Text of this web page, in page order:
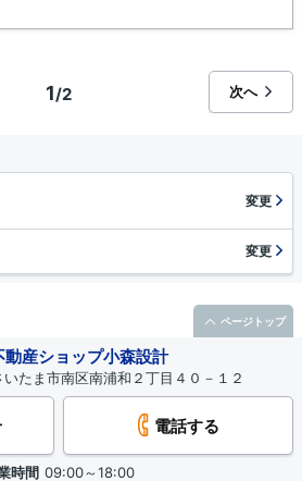
1/2 次へ
変更
変更
動産ショップ小森設計
たま市南区南浦和２丁目４０－１２
電話する
時間 09:00～18:00
ページトップ